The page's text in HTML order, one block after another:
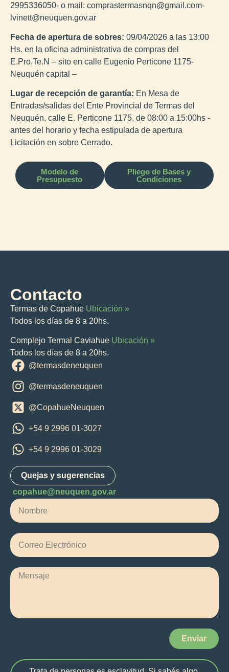
2995336050- o mail: comprastermasnqn@gmail.com-
lvinett@neuquen.gov.ar
Fecha de apertura de sobres: 09/04/2026 a las 13:00
Hs. en la oficina administrativa de compras del
E.Pro.Te.N – sito en calle Eugenio Perticone 1175-
Neuquén capital –
Lugar de recepción de garantía: En Mesa de
Entradas/salidas del Ente Provincial de Termas del
Neuquén, calle E. Perticone 1175, de 08:00 a 15:00hs -
antes del horario y fecha estipulada de apertura
Licitación en sobre Cerrado.
Modelo de
Presupuesto
Pliego de Bases y
Condiciones
Contacto
Termas de Copahue Ubicación »
Todos los días de 8 a 20hs.
Complejo Termal Caviahue Ubicación »
Todos los días de 8 a 20hs.
@termasdeneuquen
@termasdeneuquen
@CopahueNeuquen
+54 9 2996 01-3027
+54 9 2996 01-3029
Quejas y sugerencias
copahue@neuquen.gov.ar
Enviar